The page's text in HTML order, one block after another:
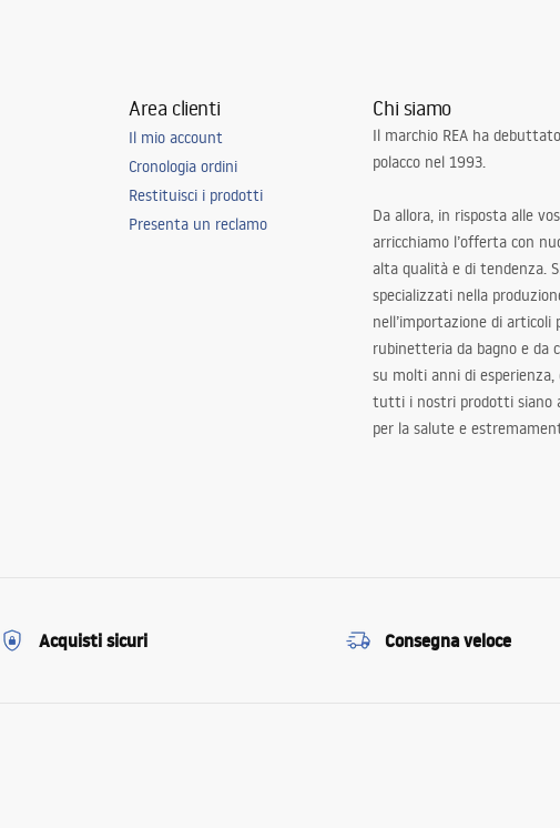
Area clienti
Il mio account
Cronologia ordini
Restituisci i prodotti
Presenta un reclamo
Chi siamo
Il marchio REA ha
polacco nel 1993.
Da allora, in risposta alle
arricchiamo l’offerta con
alta qualità e di tendenza.
specializzati nella
nell’importazione di articoli
rubinetteria da bagno e da
su molti anni di
tutti i nostri prodotti siano
per la salute e
Acquisti sicuri Consegna veloce